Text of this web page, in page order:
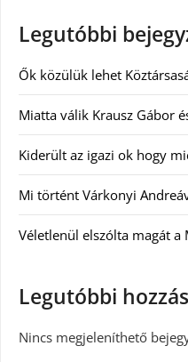
Legutóbbi
Ők közülük lehet
Miatta válik Krausz Gábor
Kiderült az igazi ok hogy
Mi történt Várkonyi
Véletlenül elszólta magát a
Legutóbbi
Nincs megjeleníthető